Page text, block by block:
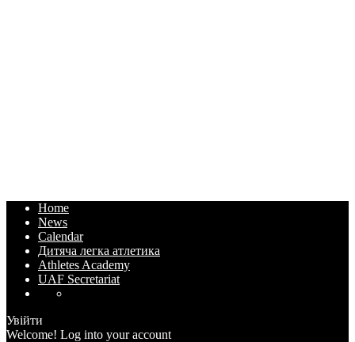
Home
News
Calendar
Дитяча легка атлетика
Athletes Academy
UAF Secretariat
Увійти
Welcome! Log into your account